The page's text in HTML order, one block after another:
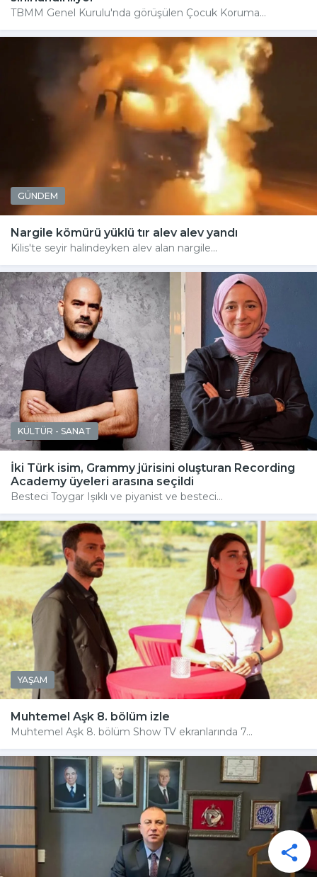
TBMM Genel Kurulu'nda görüşülen Çocuk Koruma...
GÜNDEM
Nargile kömürü yüklü tır alev alev yandı
Kilis'te seyir halindeyken alev alan nargile...
KÜLTÜR - SANAT
İki Türk isim, Grammy jürisini oluşturan Recording
Academy üyeleri arasına seçildi
Besteci Toygar Işıklı ve piyanist ve besteci...
YAŞAM
Muhtemel Aşk 8. bölüm izle
Muhtemel Aşk 8. bölüm Show TV ekranlarında 7...